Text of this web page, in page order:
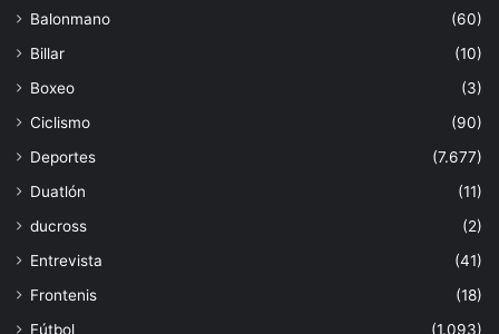
Balonmano
(60)
Billar
(10)
Boxeo
(3)
Ciclismo
(90)
Deportes
(7.677)
Duatlón
(11)
ducross
(2)
Entrevista
(41)
Frontenis
(18)
Fútbol
(1.093)